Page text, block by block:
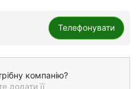
Телефонувати
компанію?
додати її